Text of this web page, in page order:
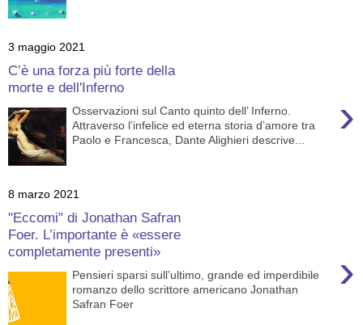
3 maggio 2021
C’è una forza più forte della
morte e dell'Inferno
›
Osservazioni sul Canto quinto dell’ Inferno.
Attraverso l’infelice ed eterna storia d’amore tra
Paolo e Francesca, Dante Alighieri descrive...
8 marzo 2021
"Eccomi" di Jonathan Safran
Foer. L’importante è «essere
completamente presenti»
›
Pensieri sparsi sull’ultimo, grande ed imperdibile
romanzo dello scrittore americano Jonathan
Safran Foer